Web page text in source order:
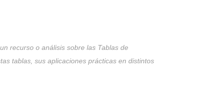
planificar los gastos de salud,
por el plan GES. Para proteger el